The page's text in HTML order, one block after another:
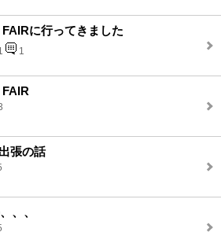
に行ってきました
1
張の話
、、